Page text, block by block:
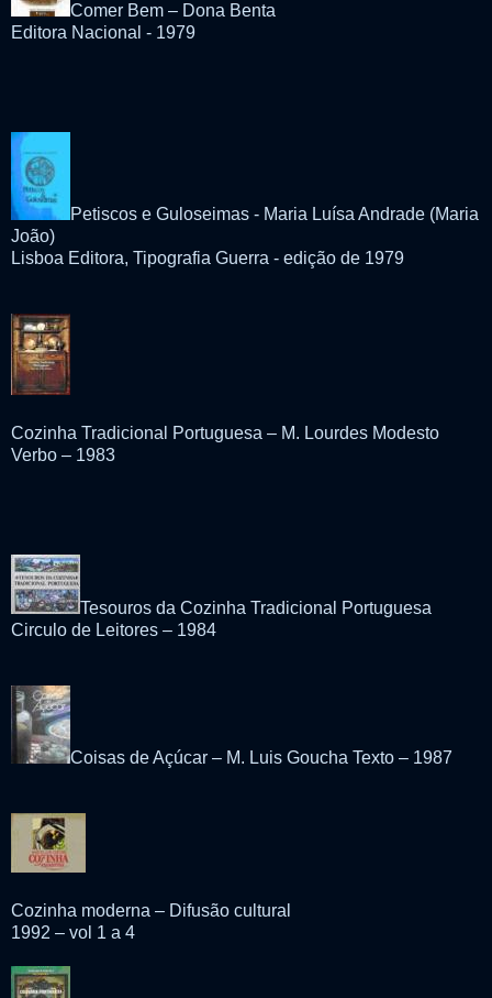
Comer Bem – Dona Benta
Editora Nacional - 1979
Petiscos e Guloseimas - Maria Luísa Andrade (Maria
João)
Lisboa Editora, Tipografia Guerra - edição de 1979
Cozinha Tradicional Portuguesa – M. Lourdes Modesto
Verbo – 1983
Tesouros da Cozinha Tradicional Portuguesa
Circulo de Leitores – 1984
Coisas de Açúcar – M. Luis Goucha Texto – 1987
Cozinha moderna – Difusão cultural
1992 – vol 1 a 4